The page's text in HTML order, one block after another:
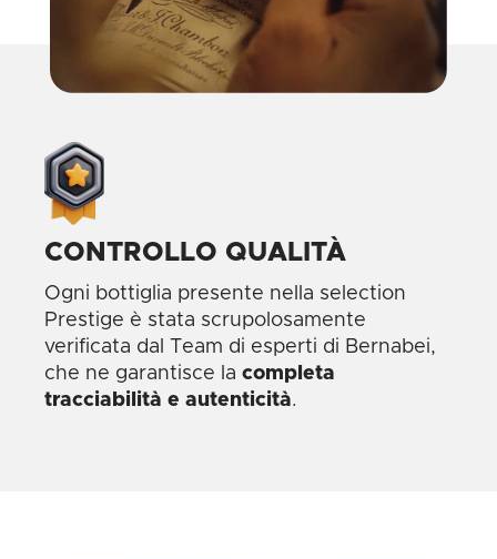
CONTROLLO QUALITÀ
Ogni bottiglia presente nella selection
Prestige è stata scrupolosamente
verificata dal Team di esperti di Bernabei,
che ne garantisce la completa
tracciabilità e autenticità.